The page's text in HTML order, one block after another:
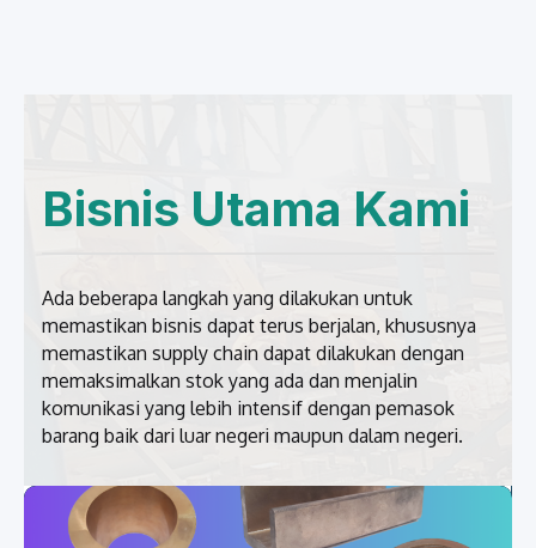
Bisnis Utama Kami
Ada beberapa langkah yang dilakukan untuk
memastikan bisnis dapat terus berjalan, khususnya
memastikan supply chain dapat dilakukan dengan
memaksimalkan stok yang ada dan menjalin
komunikasi yang lebih intensif dengan pemasok
barang baik dari luar negeri maupun dalam negeri.